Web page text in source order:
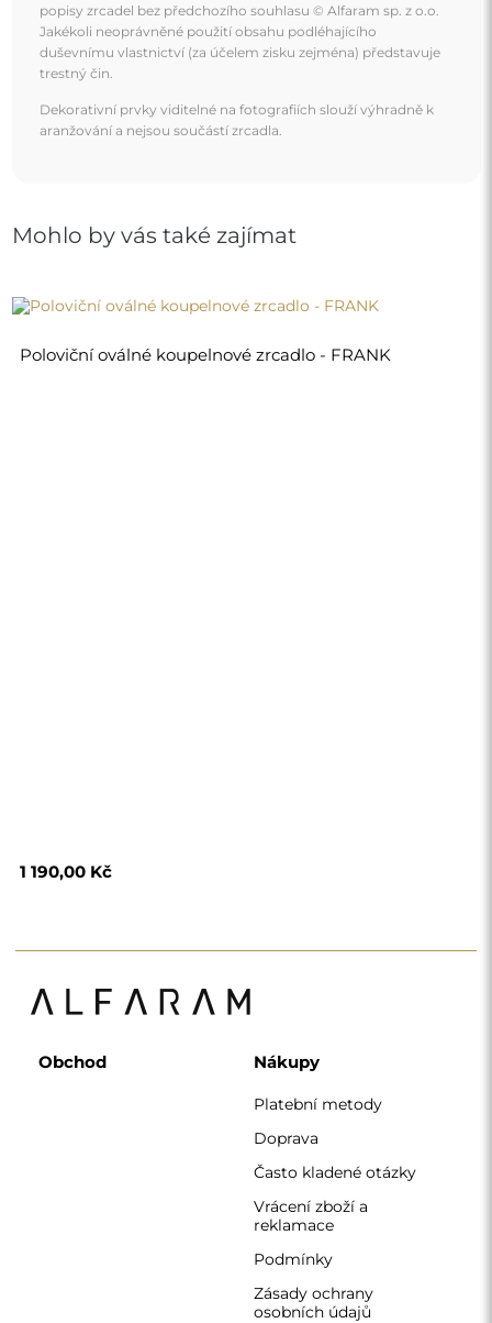
popisy zrcadel bez předchozího souhlasu © Alfaram sp. z o.o.
Jakékoli neoprávněné použití obsahu podléhajícího
duševnímu vlastnictví (za účelem zisku zejména) představuje
trestný čin.
Dekorativní prvky viditelné na fotografiích slouží výhradně k
aranžování a nejsou součástí zrcadla.
Mohlo by vás také zajímat
Poloviční oválné koupelnové zrcadlo - FRANK
1 190,00 Kč
Obchod Nákupy
Platební metody
Doprava
Často kladené otázky
Vrácení zboží a
reklamace
Podmínky
Zásady ochrany
osobních údajů